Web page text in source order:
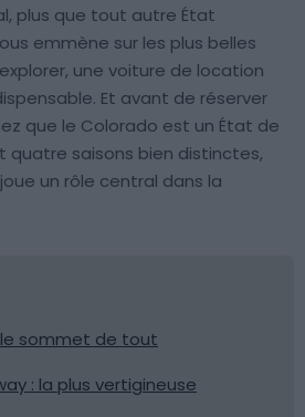
plus que tout autre État
emmène sur les plus belles
une voiture de location
Et avant de réserver
que le Colorado est un État de
quatre saisons bien distinctes,
un rôle central dans la
le sommet de tout
: la plus vertigineuse